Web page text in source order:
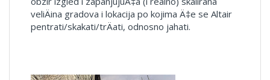
veliÄina gradova i lokacija po kojima Ä‡e se Altair
pentrati/skakati/trÄati, odnosno jahati.